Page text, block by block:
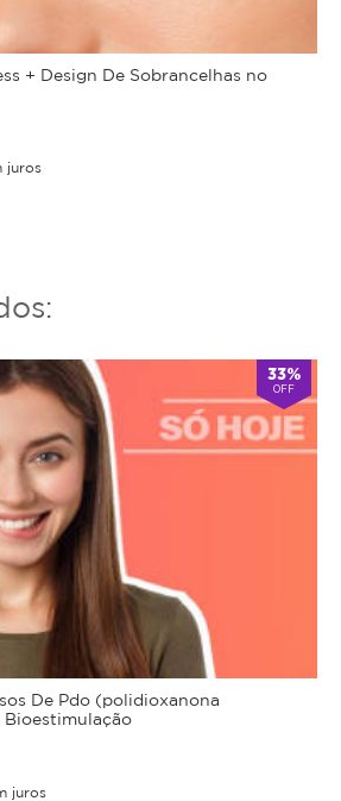
+ Design De Sobrancelhas no
juros
33%
OFF
De Pdo (polidioxanona
Bioestimulação
juros